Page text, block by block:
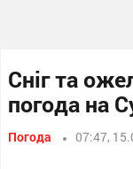
Сніг та
погода на
Погода 07:47,